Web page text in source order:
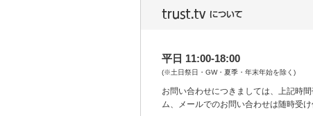
平日 11:00-18:00
(※土日祭日・GW・夏季・年末年始を除く)
お問い合わせにつきましては、上記時
ム、メールでのお問い合わせは随時受け